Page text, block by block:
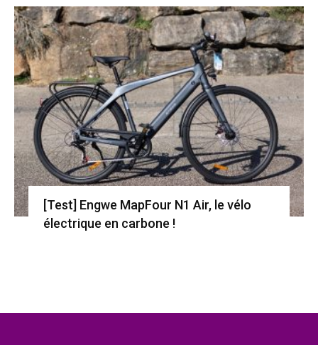
[Test] Engwe MapFour N1 Air, le vélo
électrique en carbone !